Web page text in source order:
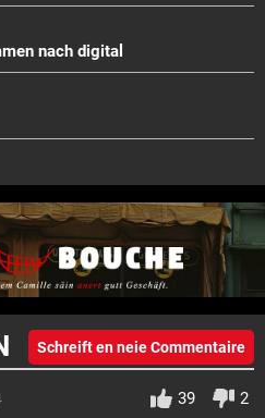
nach digital
Schreift en neie Commentaire
39 2